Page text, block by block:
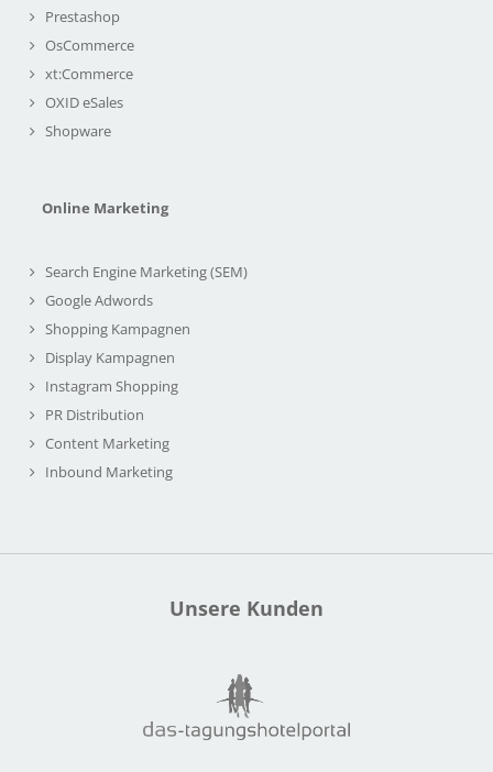
Prestashop
OsCommerce
xt:Commerce
OXID eSales
Shopware
Online Marketing
Search Engine Marketing (SEM)
Google Adwords
Shopping Kampagnen
Display Kampagnen
Instagram Shopping
PR Distribution
Content Marketing
Inbound Marketing
Unsere Kunden